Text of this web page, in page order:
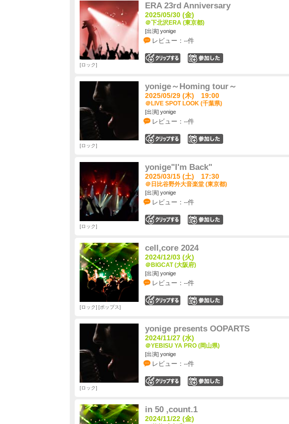
ERA 23rd Anniversary
2025/05/30 (金)
＠下北沢ERA (東京都)
[出演] yonige
レビュー：--件
ロック
yonige～Homing tour～
2025/05/29 (木) 19:00
＠LIVE SPOT LOOK (千葉県)
[出演] yonige
レビュー：--件
ロック
yonige"I'm Back"
2025/03/15 (土) 17:30
＠日比谷野外大音楽堂 (東京都)
[出演] yonige
レビュー：--件
ロック
cell,core 2024
2024/12/03 (火)
＠BIGCAT (大阪府)
[出演] yonige
レビュー：--件
ロック ポップス
yonige presents OOPARTS
2024/11/27 (水)
＠YEBISU YA PRO (岡山県)
[出演] yonige
レビュー：--件
ロック
in 50 ,count.1
2024/11/22 (金)